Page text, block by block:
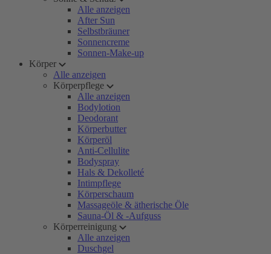
Alle anzeigen
After Sun
Selbstbräuner
Sonnencreme
Sonnen-Make-up
Körper
Alle anzeigen
Körperpflege
Alle anzeigen
Bodylotion
Deodorant
Körperbutter
Körperöl
Anti-Cellulite
Bodyspray
Hals & Dekolleté
Intimpflege
Körperschaum
Massageöle & ätherische Öle
Sauna-Öl & -Aufguss
Körperreinigung
Alle anzeigen
Duschgel